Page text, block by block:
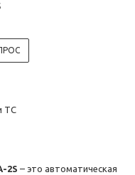
ТС
2S – это автоматическая